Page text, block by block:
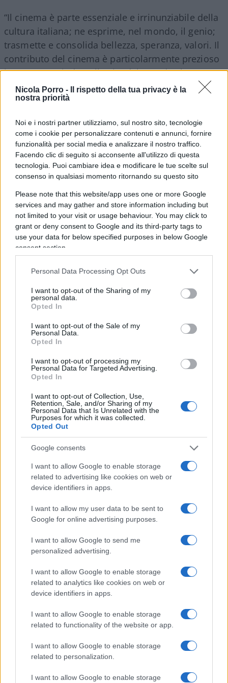
Nicola Porro -
Il rispetto della tua privacy è la
nostra priorità
Noi e i nostri partner utilizziamo, sul nostro sito, tecnologie
come i cookie per personalizzare contenuti e annunci, fornire
funzionalità per social media e analizzare il nostro traffico.
Facendo clic di seguito si acconsente all'utilizzo di questa
tecnologia. Puoi cambiare idea e modificare le tue scelte sul
consenso in qualsiasi momento ritornando su questo sito
Please note that this website/app uses one or more Google
services and may gather and store information including but
not limited to your visit or usage behaviour. You may click to
grant or deny consent to Google and its third-party tags to
use your data for below specified purposes in below Google
consent section.
Personal Data Processing Opt Outs
I want to opt-out of the Sharing of my
personal data.
Opted In
I want to opt-out of the Sale of my
Personal Data.
Opted In
I want to opt-out of processing my
Personal Data for Targeted Advertising.
Opted In
I want to opt-out of Collection, Use,
Retention, Sale, and/or Sharing of my
Personal Data that Is Unrelated with the
Purposes for which it was collected.
Opted Out
Google consents
I want to allow Google to enable storage
related to advertising like cookies on web or
device identifiers in apps.
I want to allow my user data to be sent to
Google for online advertising purposes.
I want to allow Google to send me
personalized advertising.
I want to allow Google to enable storage
related to analytics like cookies on web or
device identifiers in apps.
I want to allow Google to enable storage
related to functionality of the website or app.
I want to allow Google to enable storage
related to personalization.
I want to allow Google to enable storage
“Il cinema è parte essenziale e irrinunziabile della
cultura italiana; ne esprime, nel mondo, il genio;
trasmette e consolida bellezza, speranza, valori. Il
contributo del cinema è particolarmente prezioso
in questo periodo nella vita del mondo che
manifesta soventeil bisogno di recuperare
solidità culturale
Federazione dell’amicizia Italia-Israele, ma precisa
nel suo comunicato: “Peccato signor Presidente
Mattarella che questo Festival ha boicottato
Israele e gli artisti ebrei israeliani! Questo suo
silenzio ci intristisce a addolora, perché noi
abbiamo memoria di quelleleggi razziali
fasciste del 1938che esclusero gli ebrei dalla vita
sociale in Italia”.
Brucia questo paragone? Speriamo di si.Come
speriamo che i medici e gli infermieri che oggi
cornetto e il cappuccino di domani mattina per gli
ostaggi israeliani (non sono prigionieri, ma
ostaggi) che Hamas si rifiuta di liberare. Medici e
infermieri che digiunano per solidarietà, e che
dovrebbero tacere. Medici che boicottano e
cestinano farmaci salva vita perché Israele le sue
aziende…non possono salvare vite, come accade
ogni giorno in ogni sperduto ambulatorio della
sanità italiana. E allora facciamo pure morire i
malati che ne hanno bisogno.
E domani tutti insieme appassionatamente nelle
calli di Venezia, sino al red carpet con le
benedizioni culturali della Repubblica. Sperando
che alla prossima celebrazione della Shoah ci sia
risparmiata almeno la commozione e la voce rotta
dal pianto. In primis quella di
Don Nandino
strappa le vesti per Gaza e che non ha mai speso
una parola per un Paese che in un anno è stato
razzi e droni esplosivi, tantomeno per le ragazze
stuprate il 7 di ottobre e per gli ostaggi lasciati a
marcire nei tunnel della Striscia.
Bruno Dardani, 28 agosto 2025